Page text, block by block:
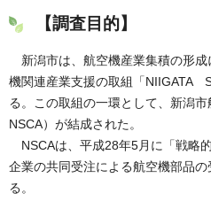
【調査目的】
新潟市は、航空機産業集積の形
機関連産業支援の取組「NIIGATA
る。この取組の一環として、新潟
NSCA）が結成された。
NSCAは、平成28年5月に「戦略
企業の共同受注による航空機部品
る。